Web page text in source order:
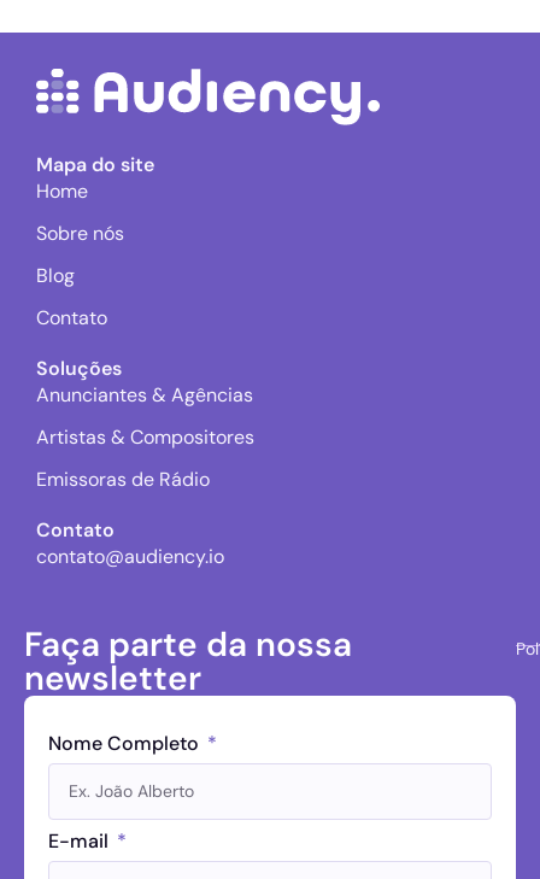
Mapa do site
Home
Sobre nós
Blog
Contato
Soluções
Anunciantes & Agências
Artistas & Compositores
Emissoras de Rádio
Contato
contato@audiency.io
Faça parte da nossa
newsletter
Nome Completo
E-mail